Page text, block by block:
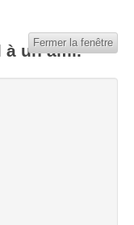
à un ami.
Fermer la fenêtre